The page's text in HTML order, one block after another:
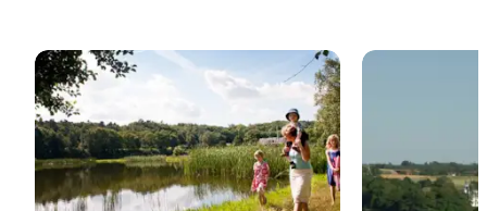
Rørbæk See, Gehölz Tinnet Krat und die Quelle des
Engelsholm